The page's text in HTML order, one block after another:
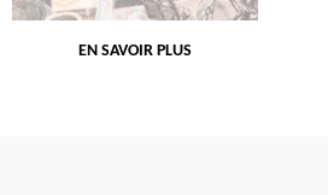
EN SAVOIR PLUS